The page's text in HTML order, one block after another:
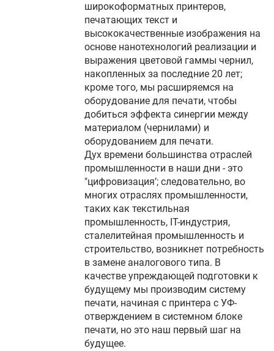
широкоформатных принтеров,
печатающих текст и
высококачественные изображения на
основе нанотехнологий реализации и
выражения цветовой гаммы чернил,
накопленных за последние 20 лет;
кроме того, мы расширяемся на
оборудование для печати, чтобы
добиться эффекта синергии между
материалом (чернилами) и
оборудованием для печати.
Дух времени большинства отраслей
промышленности в наши дни - это
"цифровизация’; следовательно, во
многих отраслях промышленности,
таких как текстильная
промышленность, IT-индустрия,
сталелитейная промышленность и
строительство, возникнет потребность
в замене аналогового типа. В
качестве упреждающей подготовки к
будущему мы производим систему
печати, начиная с принтера с УФ-
отверждением в системном блоке
печати, но это наш первый шаг на
будущее.